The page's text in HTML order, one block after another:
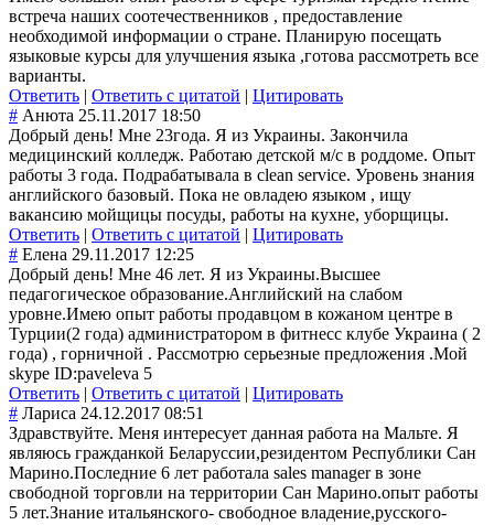
встреча наших соотечественников , предоставление
необходимой информации о стране. Планирую посещать
языковые курсы для улучшения языка ,готова рассмотреть все
варианты.
Ответить
Ответить с цитатой
Цитировать
# Анюта 25.11.2017 18:50
Добрый день! Мне 23года. Я из Украины. Закончила
медицинский колледж. Работаю детской м/с в роддоме. Опыт
работы 3 года. Подрабатывала в clean service. Уровень знания
английского базовый. Пока не овладею языком , ищу
вакансию мойщицы посуды, работы на кухне, уборщицы.
Ответить
Ответить с цитатой
Цитировать
# Елена 29.11.2017 12:25
Добрый день! Мне 46 лет. Я из Украины.Высшее
педагогическое образование.Английский на слабом
уровне.Имею опыт работы продавцом в кожаном центре в
Турции(2 года) администратором в фитнесс клубе Украина ( 2
года) , горничной . Рассмотрю серьезные предложения .Мой
skype ID:paveleva 5
Ответить
Ответить с цитатой
Цитировать
# Лариса 24.12.2017 08:51
Здравствуйте. Меня интересует данная работа на Мальте. Я
являюсь гражданкой Беларуссии,резидентом Республики Сан
Марино.Последние 6 лет работала sales manager в зоне
свободной торговли на территории Сан Марино.опыт работы
5 лет.Знание итальянского- свободное владение,русского-